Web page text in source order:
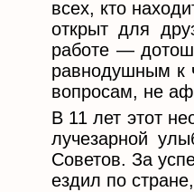
всех, кто
открыт для
работе —
равнодушным к
вопросам, не
В 11 лет этот
лучезарной
Советов. За
ездил по